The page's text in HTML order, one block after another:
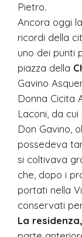
Pietro.
Ancora oggi
ricordi della
uno dei punti
piazza della
Gavino
Donna Cicita
Laconi, da
Don Gavino,
possedeva
si coltivava
che, dopo i
portati nella
conservati
La